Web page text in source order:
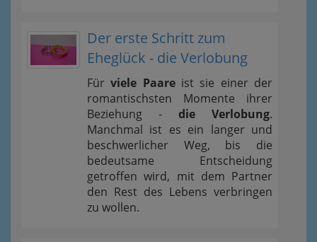
Der erste Schritt zum
Eheglück - die Verlobung
Fürviele Paareist sie einer der
romantischsten Momente ihrer
Beziehung - die Verlobung.
Manchmal ist es ein langer und
beschwerlicher Weg, bis die
bedeutsame Entscheidung
getroffen wird, mit dem Partner
den Rest des Lebens verbringen
zu wollen.